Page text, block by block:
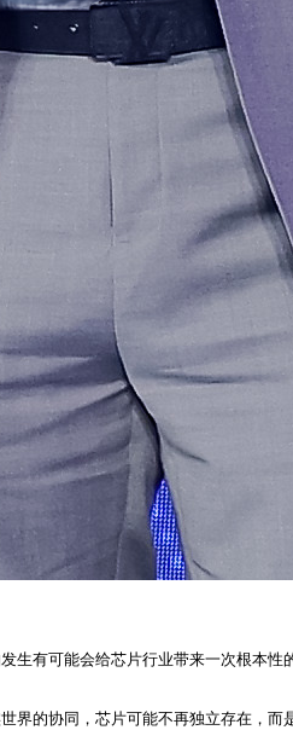
有可能会给芯片行业带来一次根本性
的协同，芯片可能不再独立存在，而